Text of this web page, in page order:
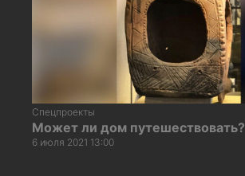
Спецпроекты
Может ли дом путешествовать?
6 июля 2021 13:00